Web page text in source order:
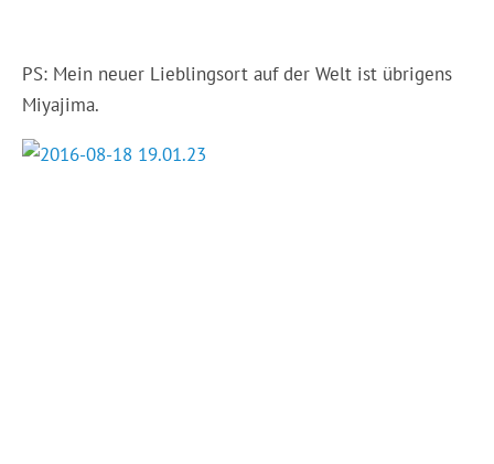
PS: Mein neuer Lieblingsort auf der Welt ist übrigens
Miyajima.